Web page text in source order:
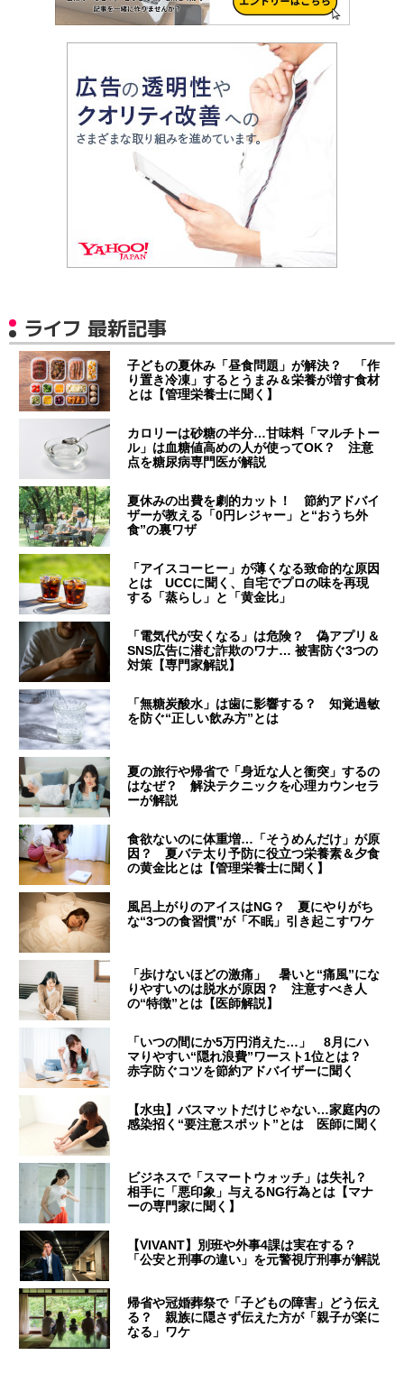
ライフ 最新記事
子どもの夏休み「昼食問題」が解決？ 「作
り置き冷凍」するとうまみ＆栄養が増す食材
とは【管理栄養士に聞く】
カロリーは砂糖の半分…甘味料「マルチトー
ル」は血糖値高めの人が使ってOK？ 注意
点を糖尿病専門医が解説
夏休みの出費を劇的カット！ 節約アドバイ
ザーが教える「0円レジャー」と“おうち外
食”の裏ワザ
「アイスコーヒー」が薄くなる致命的な原因
とは UCCに聞く、自宅でプロの味を再現
する「蒸らし」と「黄金比」
「電気代が安くなる」は危険？ 偽アプリ＆
SNS広告に潜む詐欺のワナ… 被害防ぐ3つの
対策【専門家解説】
「無糖炭酸水」は歯に影響する？ 知覚過敏
を防ぐ“正しい飲み方”とは
夏の旅行や帰省で「身近な人と衝突」するの
はなぜ？ 解決テクニックを心理カウンセラ
ーが解説
食欲ないのに体重増…「そうめんだけ」が原
因？ 夏バテ太り予防に役立つ栄養素＆夕食
の黄金比とは【管理栄養士に聞く】
風呂上がりのアイスはNG？ 夏にやりがち
な“3つの食習慣”が「不眠」引き起こすワケ
「歩けないほどの激痛」 暑いと“痛風”にな
りやすいのは脱水が原因？ 注意すべき人
の“特徴”とは【医師解説】
「いつの間にか5万円消えた…」 8月にハ
マりやすい“隠れ浪費”ワースト1位とは？
赤字防ぐコツを節約アドバイザーに聞く
【水虫】バスマットだけじゃない…家庭内の
感染招く“要注意スポット”とは 医師に聞く
ビジネスで「スマートウォッチ」は失礼？
相手に「悪印象」与えるNG行為とは【マナ
ーの専門家に聞く】
【VIVANT】別班や外事4課は実在する？
「公安と刑事の違い」を元警視庁刑事が解説
帰省や冠婚葬祭で「子どもの障害」どう伝え
る？ 親族に隠さず伝えた方が「親子が楽に
なる」ワケ